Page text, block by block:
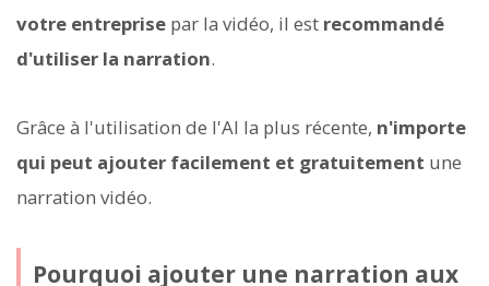
votre entreprise par la vidéo, il est recommandé
d'utiliser la narration.
Grâce à l'utilisation de l'AI la plus récente, n'importe
qui peut ajouter facilement et gratuitement une
narration vidéo.
Pourquoi ajouter une narration aux